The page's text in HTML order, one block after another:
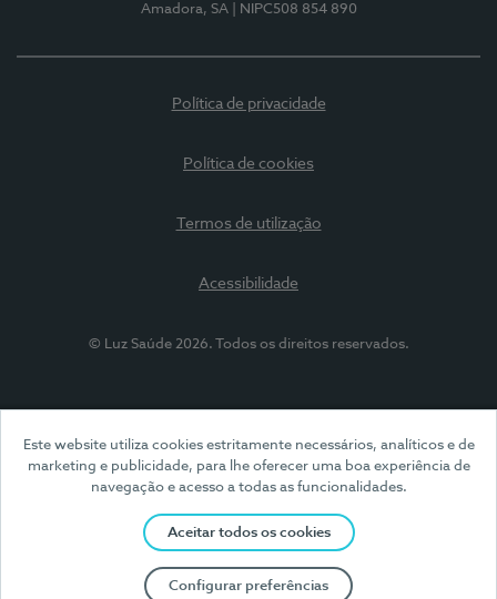
Este website utiliza cookies estritamente necessários, analíticos e de
marketing e publicidade, para lhe oferecer uma boa experiência de
navegação e acesso a todas as funcionalidades.
Aceitar todos os cookies
Configurar preferências
Amadora, SA
| NIPC508 854 890
Política de privacidade
Política de cookies
Termos de utilização
Acessibilidade
© Luz Saúde 2026. Todos os direitos reservados.